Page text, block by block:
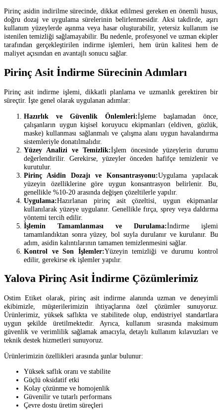
Pirinç asidin indirilme sürecinde, dikkat edilmesi gereken en önemli husus,
doğru dozaj ve uygulama sürelerinin belirlenmesidir. Aksi takdirde, aşırı
kullanım yüzeylerde aşınma veya hasar oluşturabilir, yetersiz kullanım ise
istenilen temizliği sağlamayabilir. Bu nedenle, profesyonel ve uzman ekipler
tarafından gerçekleştirilen indirme işlemleri, hem ürün kalitesi hem de
maliyet açısından en avantajlı sonucu sağlar.
Pirinç Asit İndirme Sürecinin Adımları
Pirinç asit indirme işlemi, dikkatli planlama ve uzmanlık gerektiren bir
süreçtir. İşte genel olarak uygulanan adımlar:
Hazırlık ve Güvenlik Önlemleri:İşleme başlamadan önce,
çalışanların uygun kişisel koruyucu ekipmanları (eldiven, gözlük,
maske) kullanması sağlanmalı ve çalışma alanı uygun havalandırma
sistemleriyle donatılmalıdır.
Yüzey Analizi ve Temizlik:İşlem öncesinde yüzeylerin durumu
değerlendirilir. Gerekirse, yüzeyler önceden hafifçe temizlenir ve
kurutulur.
Pirinç Asidin Dozajı ve Konsantrasyonu:Uygulama yapılacak
yüzeyin özelliklerine göre uygun konsantrasyon belirlenir. Bu,
genellikle %10-20 arasında değişen çözeltilerle yapılır.
Uygulama:Hazırlanan pirinç asit çözeltisi, uygun ekipmanlar
kullanılarak yüzeye uygulanır. Genellikle fırça, sprey veya daldırma
yöntemi tercih edilir.
İşlemin Tamamlanması ve Durulama:İndirme işlemi
tamamlandıktan sonra yüzey, bol suyla durulanır ve kurulanır. Bu
adım, asidin kalıntılarının tamamen temizlenmesini sağlar.
Kontrol ve Son İşlemler:Yüzeyin temizliği ve durumu kontrol
edilir, gerekirse ek işlemler yapılır.
Yalova Pirinç Asit İndirme Çözümlerimiz
Ostim Etiket olarak, pirinç asit indirme alanında uzman ve deneyimli
ekibimizle, müşterilerimizin ihtiyaçlarına özel çözümler sunuyoruz.
Ürünlerimiz, yüksek saflıkta ve stabilitede olup, endüstriyel standartlara
uygun şekilde üretilmektedir. Ayrıca, kullanım sırasında maksimum
güvenlik ve verimlilik sağlamak amacıyla, detaylı kullanım kılavuzları ve
teknik destek hizmetleri sunuyoruz.
Ürünlerimizin özellikleri arasında şunlar bulunur:
Yüksek saflık oranı ve stabilite
Güçlü oksidatif etki
Kolay çözünme ve homojenlik
Güvenilir ve tutarlı performans
Çevre dostu üretim süreçleri